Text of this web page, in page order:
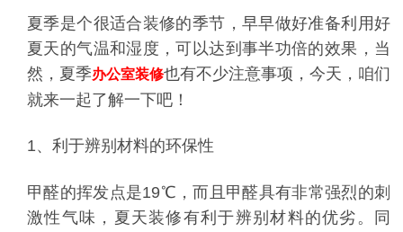
夏季是个很适合装修的季节，早早做好准备利用好
夏天的气温和湿度，可以达到事半功倍的效果，当
然，夏季办公室装修也有不少注意事项，今天，咱们
就来一起了解一下吧！
1、利于辨别材料的环保性
甲醛的挥发点是19℃，而且甲醛具有非常强烈的刺
激性气味，夏天装修有利于辨别材料的优劣。同